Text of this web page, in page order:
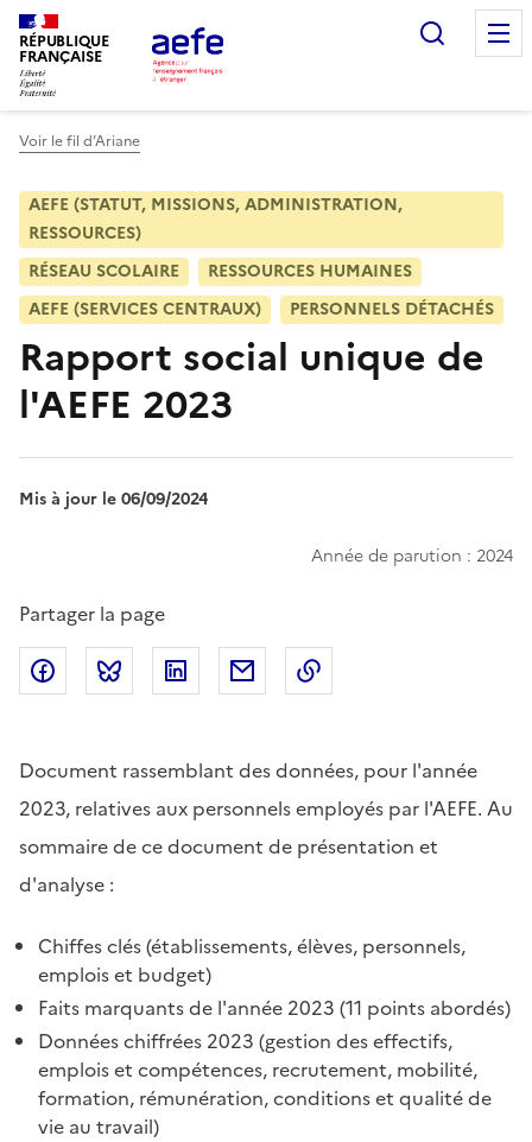
Aller
au
contenu
principal
RÉPUBLIQUE
FRANÇAISE
Voir le fil d’Ariane
AEFE (STATUT, MISSIONS, ADMINISTRATION,
RESSOURCES)
RÉSEAU SCOLAIRE
RESSOURCES HUMAINES
AEFE (SERVICES CENTRAUX)
PERSONNELS DÉTACHÉS
Rapport social unique de
l'AEFE 2023
Mis à jour le 06/09/2024
Année de parution : 2024
Partager la page
Partager sur Facebook
Partager sur Bluesky
Partager sur LinkedIn
Partager par email
Document rassemblant des données, pour l'année
2023, relatives aux personnels employés par l'AEFE. Au
sommaire de ce document de présentation et
d'analyse :
Chiffes clés (établissements, élèves, personnels,
emplois et budget)
Faits marquants de l'année 2023 (11 points abordés)
Données chiffrées 2023 (gestion des effectifs,
emplois et compétences, recrutement, mobilité,
formation, rémunération, conditions et qualité de
vie au travail)